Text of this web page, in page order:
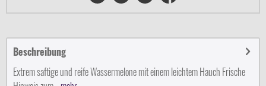
Beschreibung
Extrem saftige und reife Wassermelone mit einem leichtem Hauch Frische